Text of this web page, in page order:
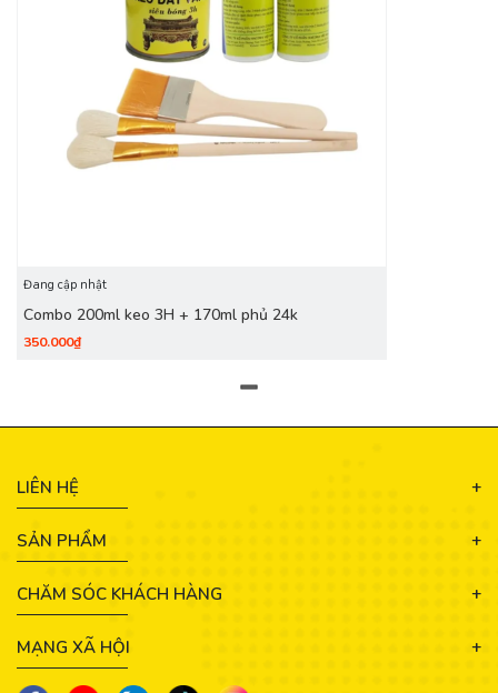
Đang cập nhật
Combo 200ml keo 3H + 170ml phủ 24k
350.000₫
LIÊN HỆ
SẢN PHẨM
CHĂM SÓC KHÁCH HÀNG
MẠNG XÃ HỘI